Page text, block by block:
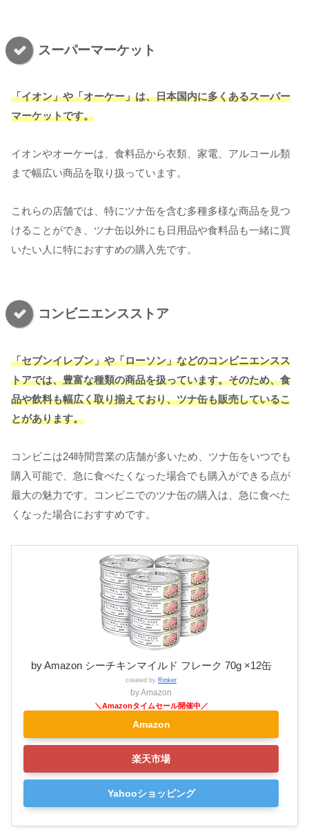
スーパーマーケット
「イオン」や「オーケー」は、日本国内に多くあるスーパー
マーケットです。
イオンやオーケーは、食料品から衣類、家電、アルコール類
まで幅広い商品を取り扱っています。
これらの店舗では、特にツナ缶を含む多種多様な商品を見つ
けることができ、ツナ缶以外にも日用品や食料品も一緒に買
いたい人に特におすすめの購入先です。
コンビニエンスストア
「セブンイレブン」や「ローソン」などのコンビニエンスス
トアでは、豊富な種類の商品を扱っています。そのため、食
品や飲料も幅広く取り揃えており、ツナ缶も販売しているこ
とがあります。
コンビニは24時間営業の店舗が多いため、ツナ缶をいつでも
購入可能で、急に食べたくなった場合でも購入ができる点が
最大の魅力です。コンビニでのツナ缶の購入は、急に食べた
くなった場合におすすめです。
by Amazon シーチキンマイルド フレーク 70g ×12缶
created by Rinker
by Amazon
Amazon
楽天市場
Yahooショッピング